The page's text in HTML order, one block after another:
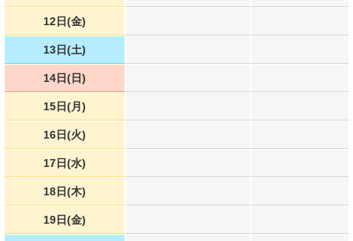
12日(金)
13日(土)
14日(日)
15日(月)
16日(火)
17日(水)
18日(木)
19日(金)